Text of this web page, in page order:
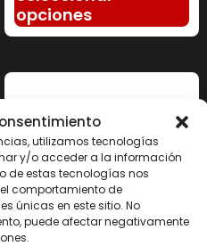
utilizamos tecnologías
y/o acceder a la información
de estas tecnologías nos
comportamiento de
únicas en este sitio. No
puede afectar negativamente
opciones